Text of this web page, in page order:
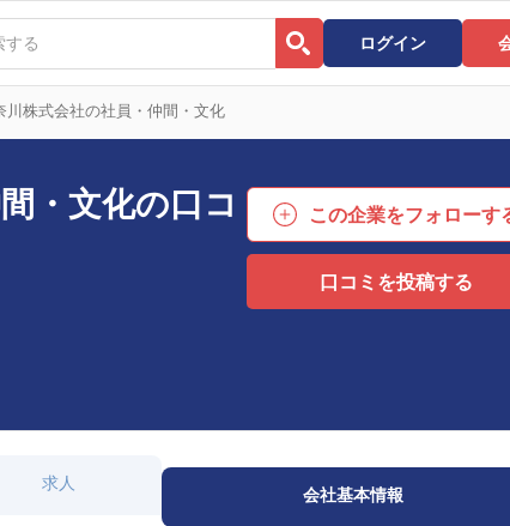
ログイン
川株式会社の社員・仲間・文化
・文化の口コ
この企業をフォローす
口コミを投稿する
求人
会社基本情報